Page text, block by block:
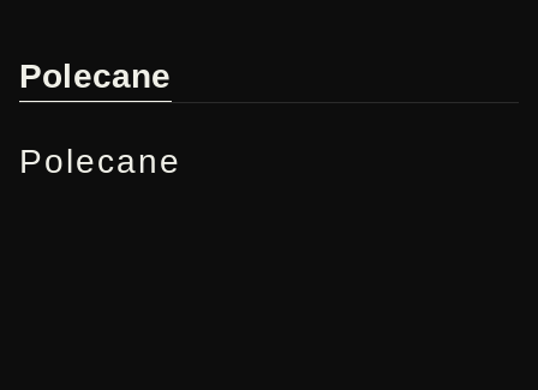
Polecane
Polecane